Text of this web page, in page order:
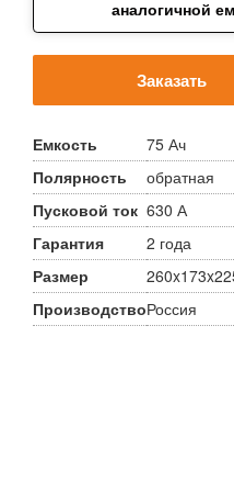
аналогичной
Заказать
Емкость
75 Ач
Полярность
обратная
Пусковой ток 630 А
Гарантия
2 года
Размер
ПроизводствоРоссия